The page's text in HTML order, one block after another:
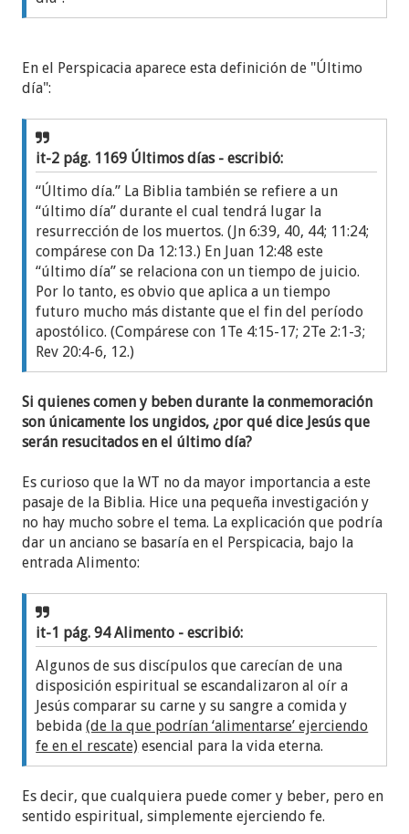
En el Perspicacia aparece esta definición de "Último
día":
it-2 pág. 1169 Últimos días - escribió:
“Último día.” La Biblia también se refiere a un
“último día” durante el cual tendrá lugar la
resurrección de los muertos. (Jn 6:39, 40, 44; 11:24;
compárese con Da 12:13.) En Juan 12:48 este
“último día” se relaciona con un tiempo de juicio.
Por lo tanto, es obvio que aplica a un tiempo
futuro mucho más distante que el fin del período
apostólico. (Compárese con 1Te 4:15-17; 2Te 2:1-3;
Rev 20:4-6, 12.)
Si quienes comen y beben durante la conmemoración
son únicamente los ungidos, ¿por qué dice Jesús que
serán resucitados en el último día?
Es curioso que la WT no da mayor importancia a este
pasaje de la Biblia. Hice una pequeña investigación y
no hay mucho sobre el tema. La explicación que podría
dar un anciano se basaría en el Perspicacia, bajo la
entrada Alimento:
it-1 pág. 94 Alimento - escribió:
Algunos de sus discípulos que carecían de una
disposición espiritual se escandalizaron al oír a
Jesús comparar su carne y su sangre a comida y
bebida(de la que podrían ‘alimentarse’ ejerciendo
fe en el rescate) esencial para la vida eterna.
Es decir, que cualquiera puede comer y beber, pero en
sentido espiritual, simplemente ejerciendo fe.